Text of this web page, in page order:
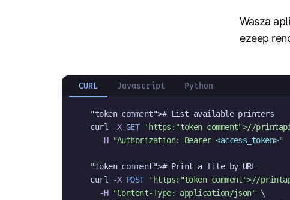
Wasza
ezeep
CURL Javascript Python
"token comment"># List available printers
curl
-X GET 'https: "token comment">//
-H
"Authorization: Bearer <access_token>"
"token comment"># Print a file by URL
curl
-X POST 'https: "token comment">//
-H
"Content-Type: application/json" \